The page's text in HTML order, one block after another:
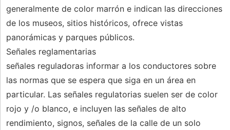
generalmente de color marrón e indican las direcciones
de los museos, sitios históricos, ofrece vistas
panorámicas y parques públicos.
Señales reglamentarias
señales reguladoras informar a los conductores sobre
las normas que se espera que siga en un área en
particular. Las señales regulatorias suelen ser de color
rojo y /o blanco, e incluyen las señales de alto
rendimiento, signos, señales de la calle de un solo